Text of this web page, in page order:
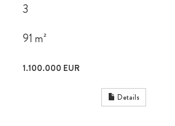
3
91 m²
1.100.000 EUR
Details